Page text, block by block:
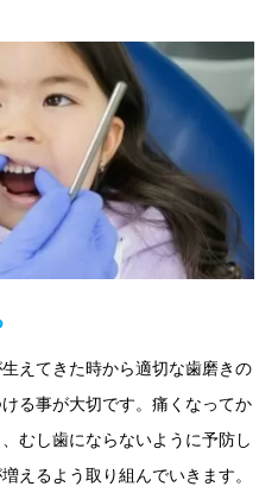
えてきた時から適切な歯磨きの
る事が大切です。痛くなってか
むし歯にならないように予防し
えるよう取り組んでいきます。